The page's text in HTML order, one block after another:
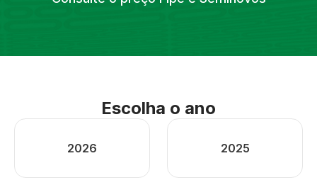
Escolha o ano
2026 2025